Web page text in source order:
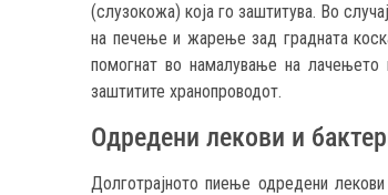
(слузокожа) која го заштитува. Во
на печење и жарење зад градната
помогнат во намалување на
заштитите хранопроводот.
Одредени лекови и
Долготрајното пиење одредени